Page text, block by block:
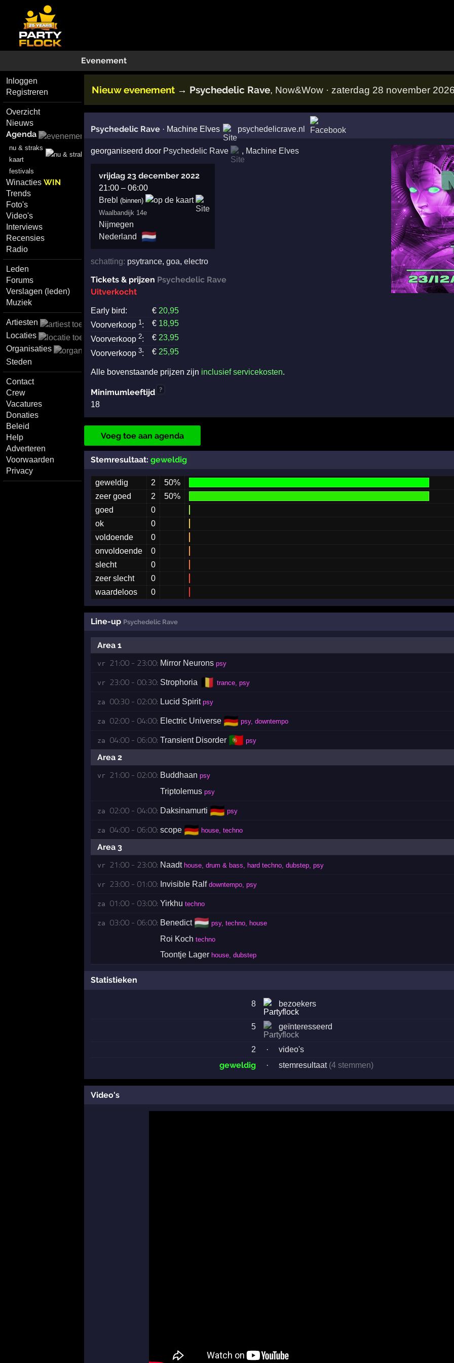
Evenement
Inloggen
Registreren
Overzicht
Nieuws
Agenda
nu & straks
kaart
festivals
WinactiesWIN
Trends
Foto's
Video's
Interviews
Recensies
Radio
Leden
Forums
Verslagen (leden)
Muziek
Artiesten
Locaties
Organisaties
Steden
Contact
Crew
Vacatures
Donaties
Beleid
Help
Adverteren
Voorwaarden
Privacy
Nieuw evenement → Psychedelic Rave, Now&Wow · zaterdag 28 november
Psychedelic Rave· Machine Elves psychedelicrave.nl
georganiseerd door Psychedelic Rave , Machine Elves
vrijdag 23 december 2022
21:00– 06:00
Brebl (binnen)
Waalbandijk 14e
Nijmegen
Nederland
🇳🇱
schatting: psytrance, goa, electro
Tickets & prijzen Psychedelic Rave
Uitverkocht
Early bird: € 20,95
Voorverkoop 1: € 18,95
Voorverkoop 2: € 23,95
Voorverkoop 3: € 25,95
Alle bovenstaande prijzen zijn inclusief servicekosten.
Minimumleeftijd ?
18
Voeg toe aan agenda
Stemresultaat: geweldig
geweldig 2
50%
zeer goed
2
50%
goed
0
ok
0
voldoende
0
onvoldoende
0
slecht
0
zeer slecht
0
waardeloos
0
Line-up Psychedelic Rave
Area 1
vr 21:00 - 23:00: Mirror Neurons psy
vr 23:00 - 00:30: Strophoria 🇧🇪 trance, psy
za 00:30 - 02:00: Lucid Spirit psy
za 02:00 - 04:00: Electric Universe 🇩🇪 psy, downtempo
za 04:00 - 06:00: Transient Disorder 🇵🇹 psy
Area 2
vr 21:00 - 02:00: Buddhaan psy
Triptolemus psy
za 02:00 - 04:00: Daksinamurti 🇩🇪 psy
za 04:00 - 06:00: scope 🇩🇪 house, techno
Area 3
vr 21:00 - 23:00: Naadt house, drum & bass, hard techno, dubstep, psy
vr 23:00 - 01:00: Invisible Ralf downtempo, psy
za 01:00 - 03:00: Yirkhu techno
za 03:00 - 06:00: Benedict 🇭🇺 psy, techno, house
Roi Koch techno
Toontje Lager house, dubstep
Statistieken
8 bezoekers
5 geïnteresseerd
2 · video's
geweldig · stemresultaat (4 stemmen)
Video's